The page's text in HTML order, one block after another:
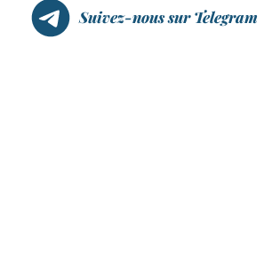
Suivez-nous sur Telegram